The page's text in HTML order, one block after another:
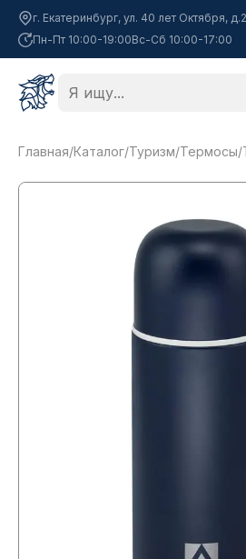
г. Екатеринбург, ул. 40 лет Октября,
Пн-Пт 10:00-19:00Вс-Сб 10:00-17:00
Главная/Каталог/Туризм/Термосы/